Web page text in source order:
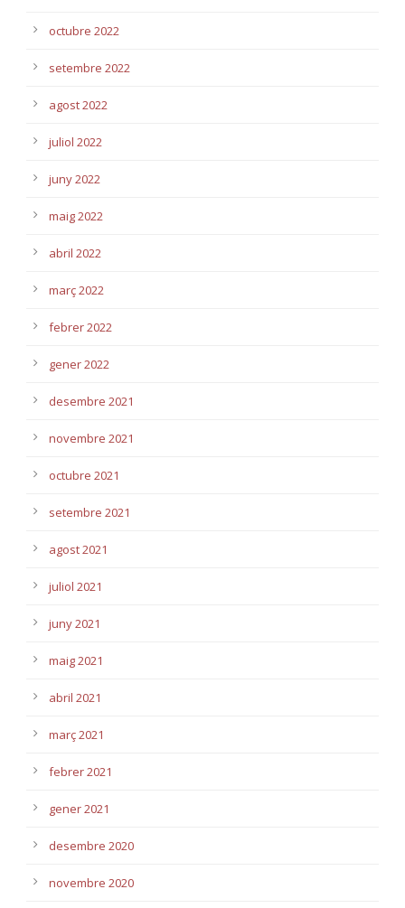
octubre 2022
setembre 2022
agost 2022
juliol 2022
juny 2022
maig 2022
abril 2022
març 2022
febrer 2022
gener 2022
desembre 2021
novembre 2021
octubre 2021
setembre 2021
agost 2021
juliol 2021
juny 2021
maig 2021
abril 2021
març 2021
febrer 2021
gener 2021
desembre 2020
novembre 2020